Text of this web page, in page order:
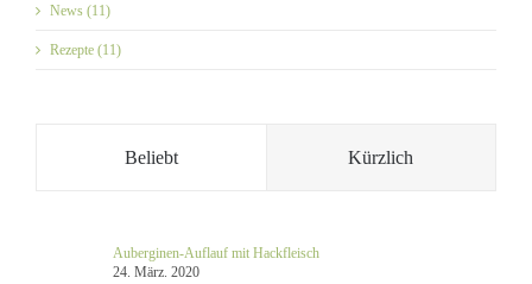
News (11)
Rezepte (11)
Beliebt Kürzlich
Auberginen-Auflauf mit Hackfleisch
24. März. 2020